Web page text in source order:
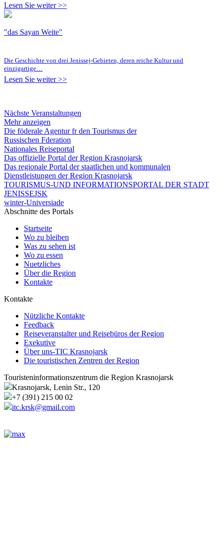
Lesen Sie weiter >>
"das Sayan Weite"
Die Geschichte von drei Jenissej-Gebieten, deren reiche Kultur und
einzigartige…
Lesen Sie weiter >>
Nächste Veranstaltungen
Mehr anzeigen
Die föderale Agentur fr den Tourismus der
Russischen Fderation
Nationales Reiseportal
Das offizielle Portal der Region Krasnojarsk
Das regionale Portal der staatlichen und kommunalen
Dienstleistungen der Region Krasnojarsk
TOURISMUS-UND INFORMATIONSPORTAL DER STADT
JENISSEJSK
winter-Universiade
Abschnitte des Portals
Startseite
Wo zu bleiben
Was zu sehen ist
Wo zu essen
Nuetzliches
Über die Region
Kontakte
Kontakte
Nützliche Kontakte
Feedback
Reiseveranstalter und Reisebüros der Region
Exekutive
Über uns-TIC Krasnojarsk
Die touristischen Zentren der Region
Touristeninformationszentrum die Region Krasnojarsk
Krasnojarsk, Lenin Str., 120
+7 (391) 215 00 02
itc.krsk@gmail.com